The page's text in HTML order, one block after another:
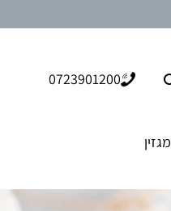
חיפוש 0723901200
מגזין